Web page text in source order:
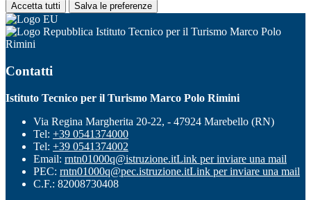
Accetta tutti Salva le preferenze
Istituto Tecnico per il Turismo Marco Polo
Rimini
Contatti
Istituto Tecnico per il Turismo Marco Polo Rimini
Via Regina Margherita 20-22, - 47924 Marebello (RN)
Tel: +39 0541374000
Tel: +39 0541374002
Email: rntn01000q@istruzione.itLink per inviare una mail
PEC: rntn01000q@pec.istruzione.itLink per inviare una mail
C.F.: 82008730408